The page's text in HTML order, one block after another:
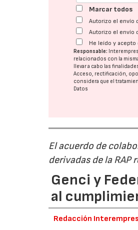
Marcar todos
Autorizo el envío
Autorizo el envío
He leído y
Responsable:
relacionados con la
llevar a cabo las
Acceso, rectificación,
considera que el
Datos
El acuerdo de
derivadas de la RAP
Genci y
al
Redacción